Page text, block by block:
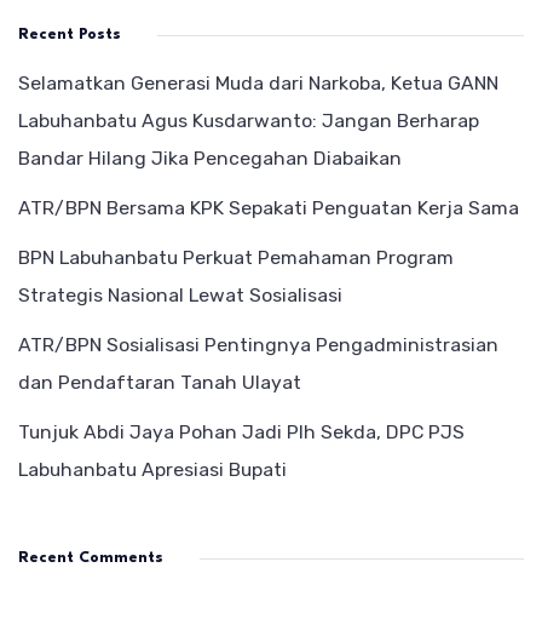
Recent Posts
Selamatkan Generasi Muda dari Narkoba, Ketua GANN
Labuhanbatu Agus Kusdarwanto: Jangan Berharap
Bandar Hilang Jika Pencegahan Diabaikan
ATR/BPN Bersama KPK Sepakati Penguatan Kerja Sama
BPN Labuhanbatu Perkuat Pemahaman Program
Strategis Nasional Lewat Sosialisasi
ATR/BPN Sosialisasi Pentingnya Pengadministrasian
dan Pendaftaran Tanah Ulayat
Tunjuk Abdi Jaya Pohan Jadi Plh Sekda, DPC PJS
Labuhanbatu Apresiasi Bupati
Recent Comments